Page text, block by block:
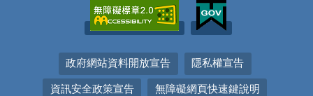
政府網站資料開放宣告 隱私權宣告
資訊安全政策宣告 無障礙網頁快速鍵說明